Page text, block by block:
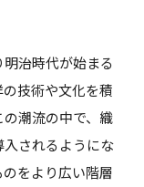
治時代が始まる
技術や文化を積
潮流の中で、織
されるようにな
をより広い階層